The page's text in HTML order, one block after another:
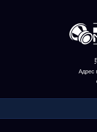
Адрес